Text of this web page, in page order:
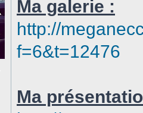
Ma galerie :
http://
f=6&t=12476
Ma